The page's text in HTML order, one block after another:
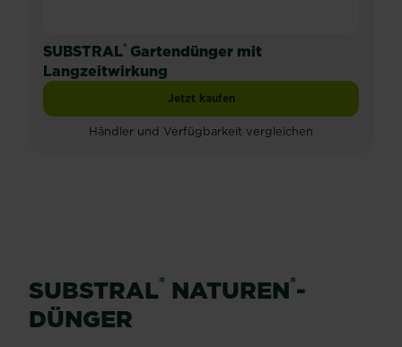
SUBSTRAL® Gartendünger mit
Langzeitwirkung
Jetzt kaufenSUBSTRAL® Gartendünger mit
Händler und Verfügbarkeit vergleichen
SUBSTRAL® ️ NATUREN®-
DÜNGER